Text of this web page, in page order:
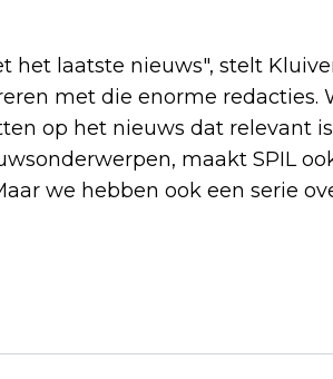
het laatste nieuws", stelt
met die enorme redacties.
op het nieuws dat relevant
maakt SPIL
we hebben ook een serie
HUN
TRUMP